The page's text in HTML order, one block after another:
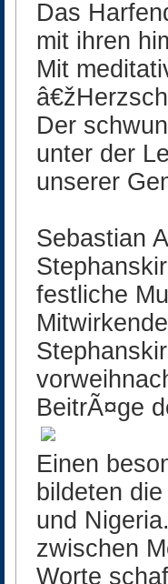
Das
mit ihren
Mit
Der
unter der
unserer
Sebastian
festliche
BeitrÃ¤ge
Einen
bildeten
und
zwischen
Worte